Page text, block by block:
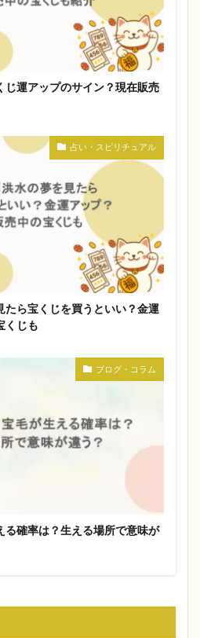
じ運アップのサイン？現在販売
占い・スピリチュアル
たら宝くじを買うといい？金運
くじも
ブログ・コラム
る確率は？生える場所で意味が